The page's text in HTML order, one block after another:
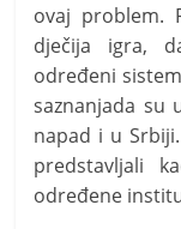
ovaj problem.
dječija igra,
određeni
saznanjada su
napad i u
predstavljali
određene